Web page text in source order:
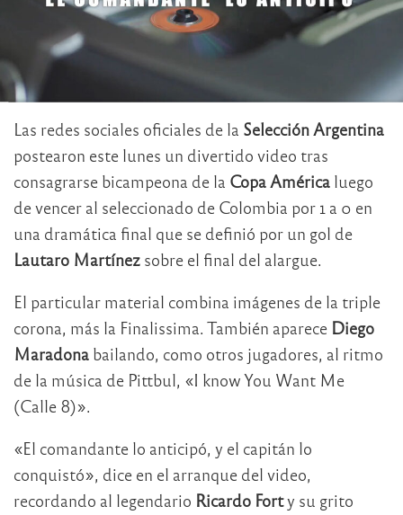
Las redes sociales oficiales de la Selección Argentina
postearon este lunes un divertido video tras
consagrarse bicampeona de la Copa América luego
de vencer al seleccionado de Colombia por 1 a 0 en
una dramática final que se definió por un gol de
Lautaro Martínez sobre el final del alargue.
El particular material combina imágenes de la triple
corona, más la Finalissima. También aparece Diego
Maradona bailando, como otros jugadores, al ritmo
de la música de Pittbul, «I know You Want Me
(Calle 8)».
«El comandante lo anticipó, y el capitán lo
conquistó», dice en el arranque del video,
recordando al legendario Ricardo Forty su grito